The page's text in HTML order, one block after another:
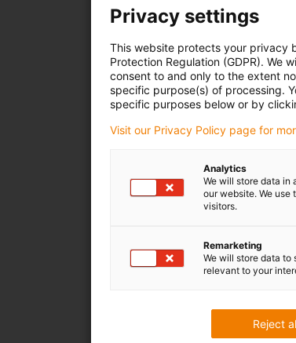
Privacy settings
This website protects your privacy
Protection Regulation (GDPR). We
consent to and only to the extent
specific purpose(s) of processing.
specific purposes below or by
Visit our Privacy Policy page for
Analytics
We will store data in
our website. We use
visitors.
Remarketing
We will store data to
relevant to your
Reject